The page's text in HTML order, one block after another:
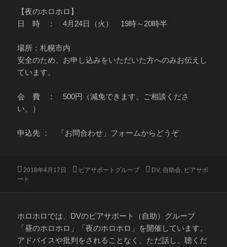
【夜のホロホロ】
日 時 ： 4月24日（火） 19時～20時半
場所：札幌市内
安全のため、お申し込みをいただいた方へのみお伝えし
ています。
会 費 ： 500円（減免できます。ご相談くださ
い。）
申込先 ： 「お問合わせ」フォームからどうぞ
投
稿
2018年4月17日
カ
ピアサポートグループ
タ
DV, 自助会
ピアサポ
ート
ホロホロでは、DVのピアサポート（自助）グループ
「昼のホロホロ」「夜のホロホロ」を開催しています。
アドバイスや批判をされることなく、ただ話し、聴くだ